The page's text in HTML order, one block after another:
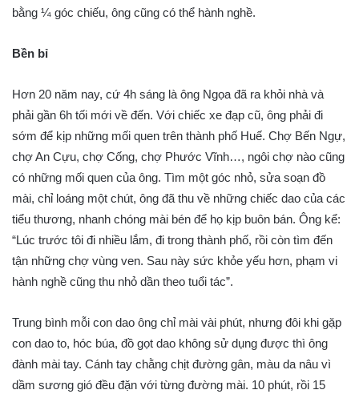
bằng ¼ góc chiếu, ông cũng có thể hành nghề.
Bền bỉ
Hơn 20 năm nay, cứ 4h sáng là ông Ngọa đã ra khỏi nhà và
phải gần 6h tối mới về đến. Với chiếc xe đạp cũ, ông phải đi
sớm để kịp những mối quen trên thành phố Huế. Chợ Bến Ngự,
chợ An Cựu, chợ Cống, chợ Phước Vĩnh…, ngôi chợ nào cũng
có những mối quen của ông. Tìm một góc nhỏ, sửa soạn đồ
mài, chỉ loáng một chút, ông đã thu về những chiếc dao của các
tiểu thương, nhanh chóng mài bén để họ kịp buôn bán. Ông kể:
“Lúc trước tôi đi nhiều lắm, đi trong thành phố, rồi còn tìm đến
tận những chợ vùng ven. Sau này sức khỏe yếu hơn, phạm vi
hành nghề cũng thu nhỏ dần theo tuổi tác”.
Trung bình mỗi con dao ông chỉ mài vài phút, nhưng đôi khi gặp
con dao to, hóc búa, đồ gọt dao không sử dụng được thì ông
đành mài tay. Cánh tay chằng chịt đường gân, màu da nâu vì
dầm sương gió đều đặn với từng đường mài. 10 phút, rồi 15